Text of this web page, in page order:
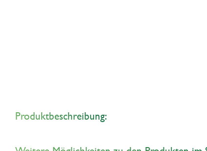
Produktbeschreibung: